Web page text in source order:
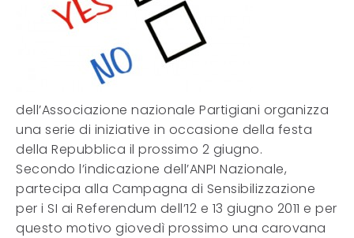
dell’Associazione nazionale Partigiani organizza
una serie di iniziative in occasione della festa
della Repubblica il prossimo 2 giugno.
Secondo l’indicazione dell’ANPI Nazionale,
partecipa alla Campagna di Sensibilizzazione
per i SI ai Referendum dell’12 e 13 giugno 2011 e per
questo motivo giovedì prossimo una carovana